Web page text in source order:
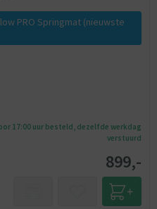
PRO Springmat (nieuwste
17:00 uur besteld, dezelfde werkdag
verstuurd
899,-